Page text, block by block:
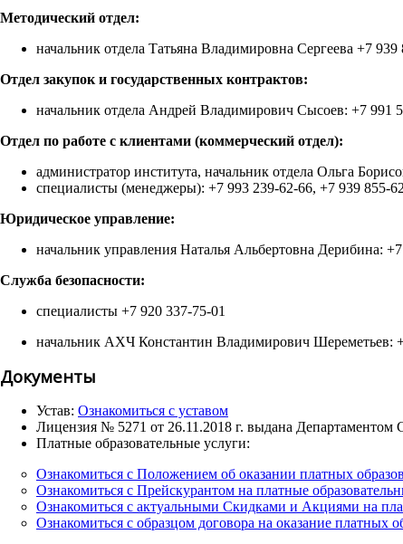
Методический отдел:
начальник отдела Татьяна Владимировна Сергеева +7 939
Отдел закупок и государственных контрактов:
начальник отдела Андрей Владимирович Сысоев: +7 991
Отдел по работе с клиентами (коммерческий отдел):
администратор института, начальник отдела Ольга
специалисты (менеджеры): +7 993 239-62-66, +7 939 855-
Юридическое управление:
начальник управления Наталья Альбертовна Дерибина:
Служба безопасности:
специалисты +7 920 337-75-01
начальник АХЧ Константин Владимирович Шереметьев:
Документы
Устав: Ознакомиться с уставом
Лицензия № 5271 от 26.11.2018 г. выдана Департаментом
Платные образовательные услуги:
Ознакомиться с Положением об оказании платных
Ознакомиться с Прейскурантом на платные
Ознакомиться с актуальными Скидками и Акциями на
Ознакомиться с образцом договора на оказание платных